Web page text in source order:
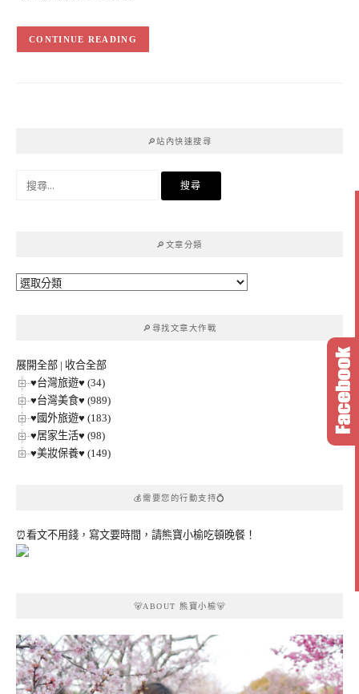
CONTINUE READING
🔎站內快速搜尋
🔎文章分類
🔎
🔎尋找文章大作戰
展開全部 | 收合全部
♥台灣旅遊♥ (34)
♥台灣美食♥ (989)
♥國外旅遊♥ (183)
♥居家生活♥ (98)
♥美妝保養♥ (149)
💰需要您的行動支持💍
⏰看文不用錢，寫文要時間，請熊寶小榆吃頓晚餐！
🐻ABOUT 熊寶小榆🐻